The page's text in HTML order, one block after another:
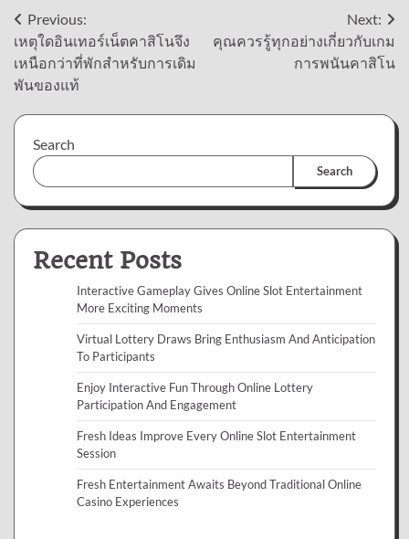
Post
navigation
Previous:
เหตุใดอินเทอร์เน็ตคาสิโนจึง
เหนือกว่าที่พักสำหรับการเดิม
พันของแท้
Next:
คุณควรรู้ทุกอย่างเกี่ยวกับเกม
การพนันคาสิโน
Search
Search
Recent Posts
Interactive Gameplay Gives Online Slot Entertainment
More Exciting Moments
Virtual Lottery Draws Bring Enthusiasm And Anticipation
To Participants
Enjoy Interactive Fun Through Online Lottery
Participation And Engagement
Fresh Ideas Improve Every Online Slot Entertainment
Session
Fresh Entertainment Awaits Beyond Traditional Online
Casino Experiences